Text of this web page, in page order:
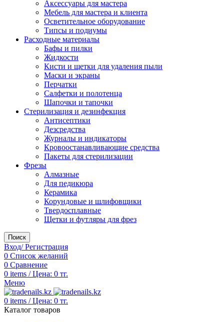
Аксессуары для мастера
Мебель для мастера и клиента
Осветительное оборудование
Типсы и подиумы
Расходные материалы
Бафы и пилки
Жидкости
Кисти и щетки для удаления пыли
Маски и экраны
Перчатки
Салфетки и полотенца
Шапочки и тапочки
Стерилизация и дезинфекция
Антисептики
Дезсредства
Журналы и индикаторы
Кровоостанавливающие средства
Пакеты для стерилизации
Фрезы
Алмазные
Для педикюра
Керамика
Корундовые и шлифовщики
Твердосплавные
Щетки и футляры для фрез
Поиск
Вход/ Регистрация
0 Список желаний
0 Сравнение
0 items / Цена: 0 тг.
Меню
0 items / Цена: 0 тг.
Каталог товаров